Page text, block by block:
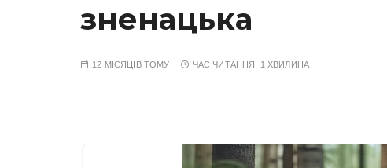
зненацька
12 МІСЯЦІВ ТОМУ ЧАС ЧИТАННЯ: 1 ХВИЛИНА